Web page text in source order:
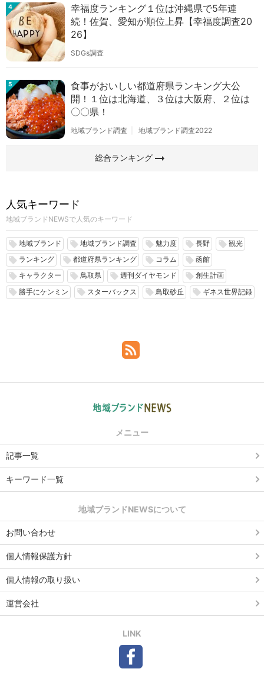
4
幸福度ランキング１位は沖縄県で5年連
続！佐賀、愛知が順位上昇【幸福度調査20
26】
SDGs調査
5
食事がおいしい都道府県ランキング大公
開！１位は北海道、３位は大阪府、２位は
〇〇県！
地域ブランド調査 地域ブランド調査2022
総合ランキングarrow_right_alt
人気キーワード
地域ブランドNEWSで人気のキーワード
local_offer 地域ブランド local_offer 地域ブランド調査 local_offer 魅力度 local_offer 長野 local_offer 観光
local_offer ランキング local_offer 都道府県ランキング local_offer コラム local_offer 函館
local_offer キャラクター local_offer 鳥取県 local_offer 週刊ダイヤモンド local_offer 創生計画
local_offer 勝手にケンミン local_offer スターバックス local_offer 鳥取砂丘 local_offer ギネス世界記録
メニュー
記事一覧
キーワード一覧
地域ブランドNEWSについて
お問い合わせ
個人情報保護方針
個人情報の取り扱い
運営会社
LINK